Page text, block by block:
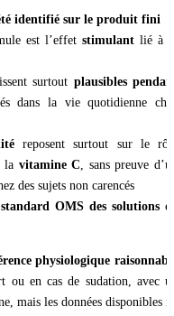
identifié sur le produit fini
est l’effet stimulant lié à
surtout plausibles
dans la vie quotidienne
reposent surtout sur le
la vitamine C , sans preuve
des sujets non carencés
standard OMS des solutions
physiologique
ou en cas de sudation, avec
mais les données disponibles